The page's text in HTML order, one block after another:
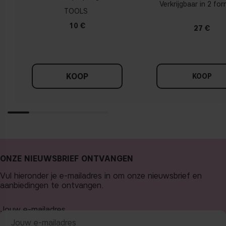
TOOLS
10 €
KOOP
Verkrijgbaar in 2
27 €
KOOP
ONZE NIEUWSBRIEF ONTVANGEN
Vul hieronder je e-mailadres in om onze nieuwsbrief en
aanbiedingen te ontvangen.
Jouw e-mailadres